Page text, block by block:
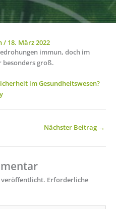
/ 18. März 2022
immun, doch im
besonders groß.
im Gesundheitswesen?
Nächster Beitrag →
veröffentlicht. Erforderliche